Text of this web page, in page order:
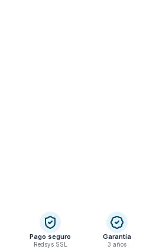
Pago seguro
Redsys SSL
Garantía
3 años